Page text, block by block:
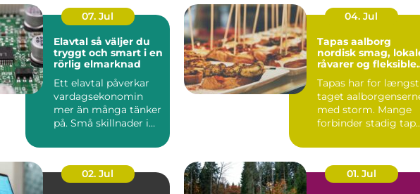
07. Jul
Elavtal så väljer du
tryggt och smart i en
rörlig elmarknad
Ett elavtal påverkar
vardagsekonomin
mer än många tänker
på. Små skillnader i
04. Jul
Tapas aalborg
nordisk smag,
råvarer og fleksible
Tapas har for længst
taget
med storm. Mange
forbinder stadig
02. Jul
01. Jul